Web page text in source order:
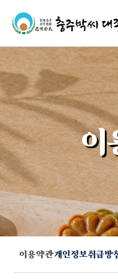
이
이용약관개인정보취급방